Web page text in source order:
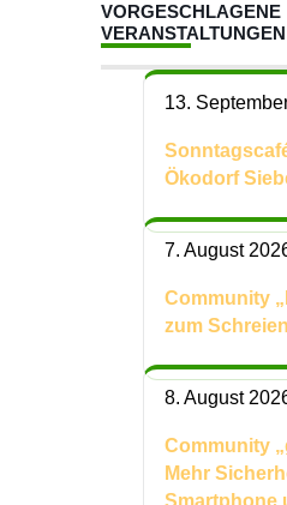
VORGESCHLAGENE
VERANSTALTUNGEN
13.
Ökodorf
7. August
Community
zum
8. August
Community
Mehr
Smartphone